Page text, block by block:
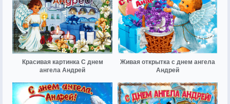
Красивая картинка С днем
ангела Андрей
Живая открытка с днем ангела
Андрей